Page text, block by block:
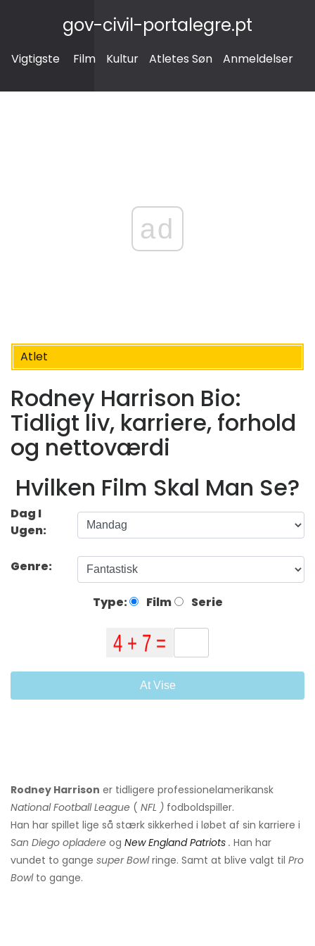
gov-civil-portalegre.pt
Vigtigste Film Kultur Atletes Søn Anmeldelser
ad
Atlet
Rodney Harrison Bio:
Tidligt liv, karriere, forhold
og nettoværdi
Hvilken Film Skal Man Se?
Dag I
Ugen:
Genre:
Type: Film Serie
At Vise
Rodney Harrison er tidligere professionelamerikansk
National Football League ( NFL ) fodboldspiller.
Han har spillet lige så stærk sikkerhed i løbet af sin karriere i
San Diego opladere og New England Patriots . Han har
vundet to gange super Bowlringe. Samt at blive valgt til Pro
Bowlto gange.